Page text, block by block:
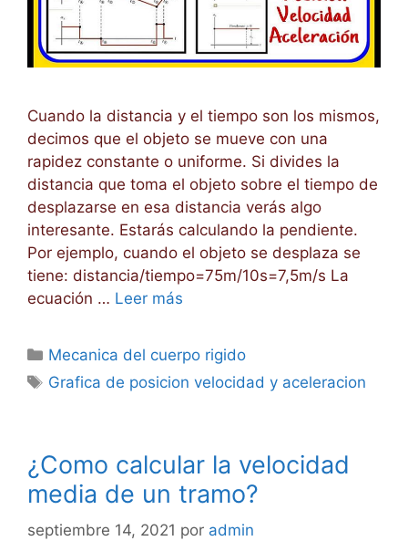
Cuando la distancia y el tiempo son los mismos,
decimos que el objeto se mueve con una
rapidez constante o uniforme. Si divides la
distancia que toma el objeto sobre el tiempo de
desplazarse en esa distancia verás algo
interesante. Estarás calculando la pendiente.
Por ejemplo, cuando el objeto se desplaza se
tiene: distancia/tiempo=75m/10s=7,5m/s La
ecuación … Leer más
Categorías
Mecanica del cuerpo rigido
Etiquetas
Grafica de posicion velocidad y aceleracion
¿Como calcular la velocidad
media de un tramo?
septiembre 14, 2021 por admin